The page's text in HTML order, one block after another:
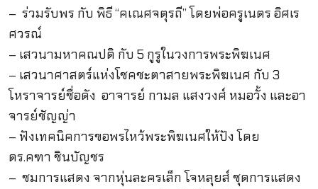
– ร่วมรับพร กับ พิธี “คเณศจตุรถี” โดยพ่อครูเนตร อิศเร
ศวรณ์
– เสวนามหาคณปติ กับ 5 กูรูในวงการพระพิฆเนศ
– เสวนาศาสตร์แห่งโชคชะตาสายพระพิฆเนศ กับ 3
โหราจารย์ชื่อดัง อาจารย์ กามล แสงวงศ์ หมอวั้ง และอา
จารย์ชัญญ่า
– ฟังเทคนิคการขอพรไหว้พระพิฆเนศให้ปัง โดย
ดร.คฑา ชินบัญชร
– ชมการแสดง จากหุ่นละครเล็ก โจหลุยส์ ชุดการแสดง